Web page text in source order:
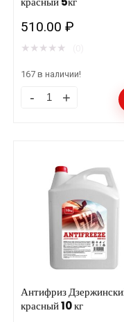
510.00₽
★ ★ ★ ★ ★
Антифриз
количество
167 в наличии!
Антифриз Дзержинский
красный 10 кг